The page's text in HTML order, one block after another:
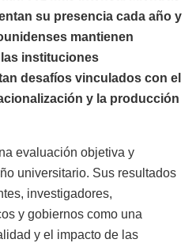
su presencia cada año y
mantienen
instituciones
desafíos vinculados con el
y la producción
evaluación objetiva y
universitario. Sus resultados
investigadores,
y gobiernos como una
y el impacto de las